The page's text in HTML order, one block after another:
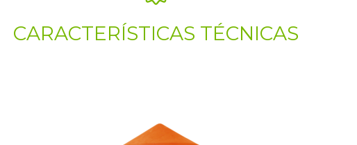
CARACTERÍSTICAS TÉCNICAS